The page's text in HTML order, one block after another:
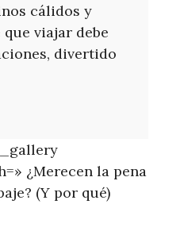
cálidos y
viajar debe
divertido
¿Merecen la pena
(Y por qué)